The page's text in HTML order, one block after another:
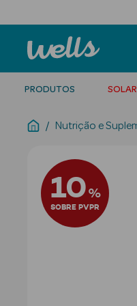
PRODUTOS
Nutrição e
10%
SOBRE PVPR